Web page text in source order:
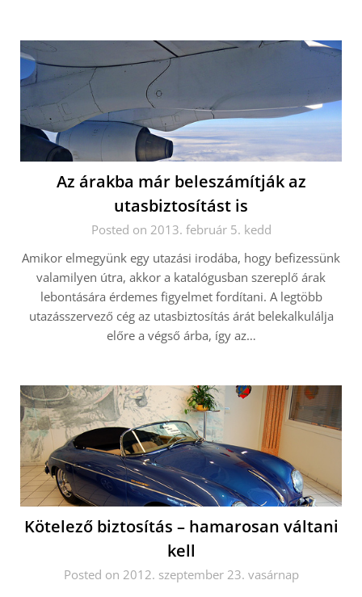
Az árakba már beleszámítják az
utasbiztosítást is
Posted on 2013. február 5. kedd
Amikor elmegyünk egy utazási irodába, hogy befizessünk
valamilyen útra, akkor a katalógusban szereplő árak
lebontására érdemes figyelmet fordítani. A legtöbb
utazásszervező cég az utasbiztosítás árát belekalkulálja
előre a végső árba, így az…
Kötelező biztosítás – hamarosan váltani
kell
Posted on 2012. szeptember 23. vasárnap